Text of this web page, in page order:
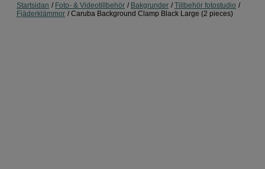
Startsidan Foto- & Videotillbehör Bakgrunder
Tillbehör fotostudio
Fjäderklämmor
Caruba Background Clamp Black Large (2 pieces)